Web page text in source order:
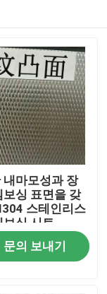
내마모성과 장
보싱 표면을 갖
스테인리스
보싱 시트
문의 보내기